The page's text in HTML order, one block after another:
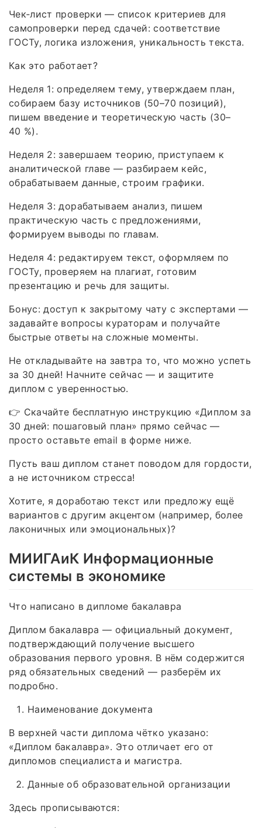
Чек‑лист проверки — список критериев для
самопроверки перед сдачей: соответствие
ГОСТу, логика изложения, уникальность текста.
Как это работает?
Неделя 1: определяем тему, утверждаем план,
собираем базу источников (50–70 позиций),
пишем введение и теоретическую часть (30–
40 %).
Неделя 2: завершаем теорию, приступаем к
аналитической главе — разбираем кейс,
обрабатываем данные, строим графики.
Неделя 3: дорабатываем анализ, пишем
практическую часть с предложениями,
формируем выводы по главам.
Неделя 4: редактируем текст, оформляем по
ГОСТу, проверяем на плагиат, готовим
презентацию и речь для защиты.
Бонус: доступ к закрытому чату с экспертами —
задавайте вопросы кураторам и получайте
быстрые ответы на сложные моменты.
Не откладывайте на завтра то, что можно успеть
за 30 дней! Начните сейчас — и защитите
диплом с уверенностью.
👉 Скачайте бесплатную инструкцию «Диплом за
30 дней: пошаговый план» прямо сейчас —
просто оставьте email в форме ниже.
Пусть ваш диплом станет поводом для гордости,
а не источником стресса!
Хотите, я доработаю текст или предложу ещё
вариантов с другим акцентом (например, более
лаконичных или эмоциональных)?
МИИГАиК Информационные
системы в экономике
Что написано в дипломе бакалавра
Диплом бакалавра — официальный документ,
подтверждающий получение высшего
образования первого уровня. В нём содержится
ряд обязательных сведений — разберём их
подробно.
Наименование документа
В верхней части диплома чётко указано:
«Диплом бакалавра». Это отличает его от
дипломов специалиста и магистра.
Данные об образовательной организации
Здесь прописываются: